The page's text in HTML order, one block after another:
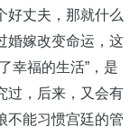
好丈夫，那就什么
婚嫁改变命运，这
幸福的生活”，是
过，后来，又会有
不能习惯宫廷的管